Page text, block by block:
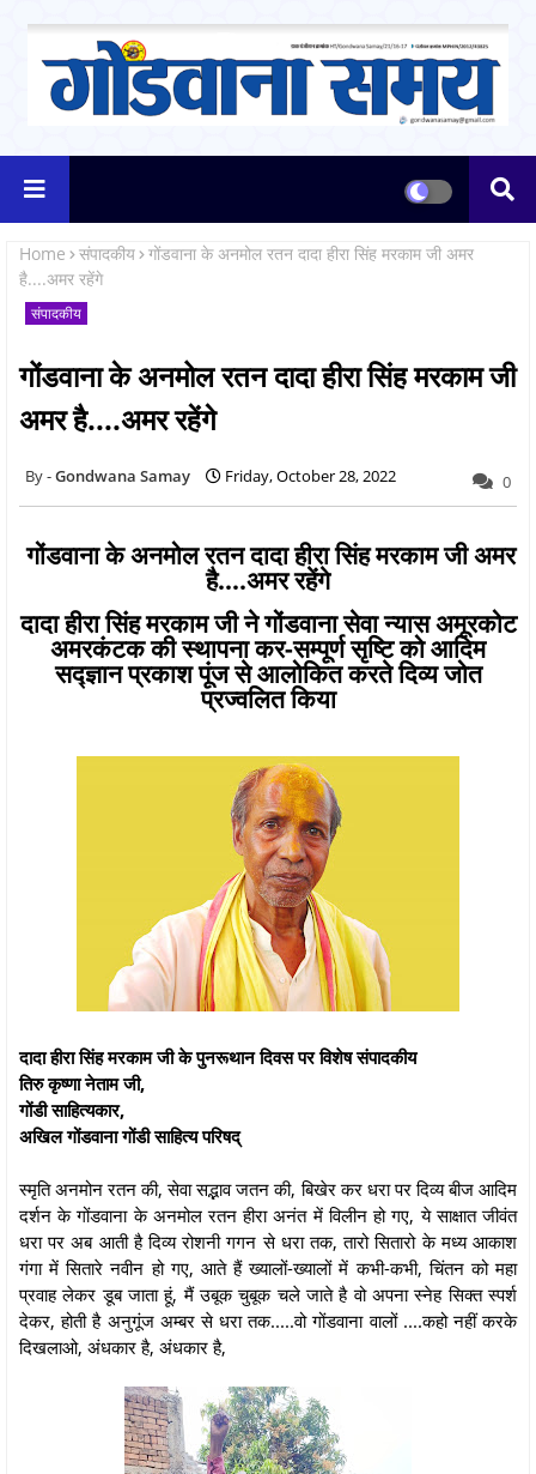
Home संपादकीय गोंडवाना के अनमोल रतन दादा हीरा सिंह मरकाम जी अमर
है....अमर रहेंगे
संपादकीय
गोंडवाना के अनमोल रतन दादा हीरा सिंह मरकाम जी
अमर है....अमर रहेंगे
Gondwana Samay Friday, October 28, 2022 0
गोंडवाना के अनमोल रतन दादा हीरा सिंह मरकाम जी अमर
है....अमर रहेंगे
दादा हीरा सिंह मरकाम जी ने गोंडवाना सेवा न्यास अमूरकोट
अमरकंटक की स्थापना कर-सम्पूर्ण सृष्टि को आदिम
सद्ज्ञान प्रकाश पूंज से आलोकित करते दिव्य जोत
प्रज्वलित किया
दादा हीरा सिंह मरकाम जी के पुनरूथान दिवस पर विशेष संपादकीय
तिरु कृष्णा नेताम जी,
गोंडी साहित्यकार,
अखिल गोंडवाना गोंडी साहित्य परिषद्
स्मृति अनमोन रतन की, सेवा सद्भाव जतन की, बिखेर कर धरा पर दिव्य बीज आदिम
दर्शन के गोंडवाना के अनमोल रतन हीरा अनंत में विलीन हो गए, ये साक्षात जीवंत
धरा पर अब आती है दिव्य रोशनी गगन से धरा तक, तारो सितारो के मध्य आकाश
गंगा में सितारे नवीन हो गए, आते हैं ख्यालों-ख्यालों में कभी-कभी, चिंतन को महा
प्रवाह लेकर डूब जाता हूं, मैं उबूक चुबूक चले जाते है वो अपना स्नेह सिक्त स्पर्श
देकर, होती है अनुगूंज अम्बर से धरा तक.....वो गोंडवाना वालों ....कहो नहीं करके
दिखलाओ, अंधकार है, अंधकार है,